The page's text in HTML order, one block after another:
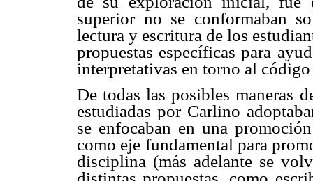
superior no se conformaban
lectura y escritura de los
propuestas específicas para
interpretativas en torno al
De todas las posibles maneras
estudiadas por Carlino
se enfocaban en una
como eje fundamental para
disciplina (más adelante se